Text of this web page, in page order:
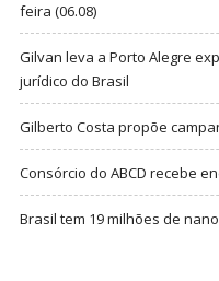
feira (06.08)
Gilvan leva a Porto Alegre
jurídico do Brasil
Gilberto Costa propõe
Consórcio do ABCD recebe
Brasil tem 19 milhões de